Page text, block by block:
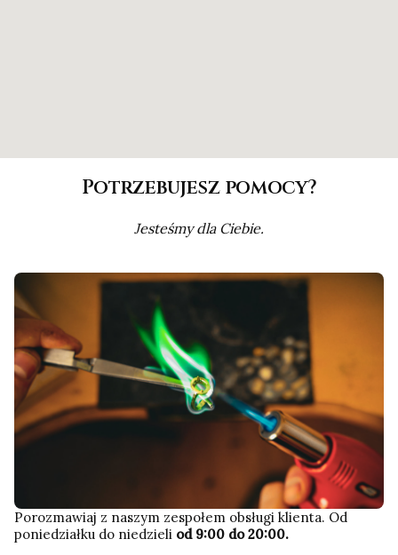
Potrzebujesz pomocy?
Jesteśmy dla Ciebie.
Porozmawiaj z naszym zespołem obsługi klienta. Od
poniedziałku do niedzieli od 9:00 do 20:00.